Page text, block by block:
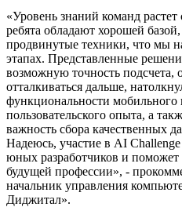
«Уровень знаний команд
ребята обладают хорошей
продвинутые техники, что мы
этапах. Представленные
возможную точность подсчета,
отталкиваться дальше,
функциональности
пользовательского опыта, а
важность сбора качественных
Надеюсь, участие в AI
юных разработчиков и
будущей профессии», -
начальник управления
Диджитал».